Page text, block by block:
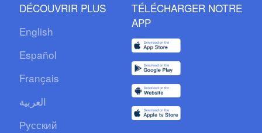
DÉCOUVRIR PLUS
English
Español
Français
العربية
Русский
TÉLÉCHARGER NOTRE
APP